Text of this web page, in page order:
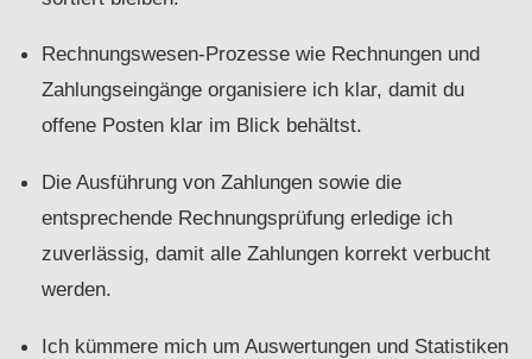
Rechnungswesen-Prozesse wie Rechnungen und
Zahlungseingänge organisiere ich klar, damit du
offene Posten klar im Blick behältst.
Die Ausführung von Zahlungen sowie die
entsprechende Rechnungsprüfung erledige ich
zuverlässig, damit alle Zahlungen korrekt verbucht
werden.
Ich kümmere mich um Auswertungen und Statistiken